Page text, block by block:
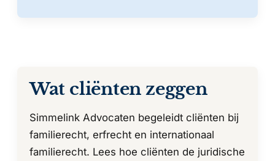
Wat cliënten zeggen
Simmelink Advocaten begeleidt cliënten bij
familierecht, erfrecht en internationaal
familierecht. Lees hoe cliënten de juridische